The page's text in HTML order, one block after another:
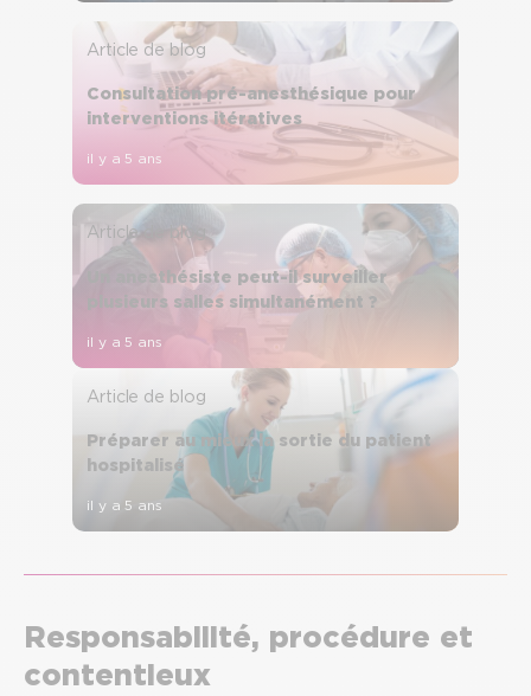
Article de blog
Consultation pré-anesthésique pour
interventions itératives
il y a 5 ans
Article de blog
Un anesthésiste peut-il surveiller
plusieurs salles simultanément ?
il y a 5 ans
Article de blog
Préparer au mieux la sortie du patient
hospitalisé
il y a 5 ans
Responsabilité, procédure et
contentieux